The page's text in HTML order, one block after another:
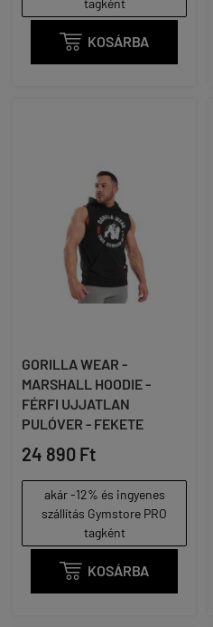
tagként
 KOSÁRBA
GORILLA WEAR -
MARSHALL HOODIE -
FÉRFI UJJATLAN
PULÓVER - FEKETE
24 890 Ft
akár -12% és ingyenes
szállítás Gymstore PRO
tagként
 KOSÁRBA